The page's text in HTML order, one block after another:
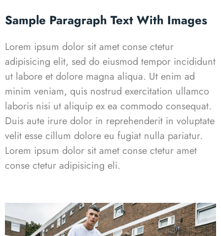
Sample Paragraph Text With Images
Lorem ipsum dolor sit amet conse ctetur
adipisicing elit, sed do eiusmod tempor incididunt
ut labore et dolore magna aliqua. Ut enim ad
minim veniam, quis nostrud exercitation ullamco
laboris nisi ut aliquip ex ea commodo consequat.
Duis aute irure dolor in reprehenderit in voluptate
velit esse cillum dolore eu fugiat nulla pariatur.
Lorem ipsum dolor sit amet conse ctetur amet
conse ctetur adipisicing eli.